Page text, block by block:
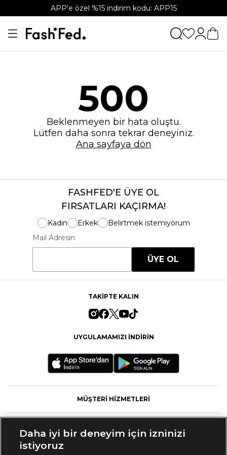
APP'e özel %15 indirim kodu: APP15
500
Beklenmeyen bir hata oluştu.
Lütfen daha sonra tekrar deneyiniz.
Ana sayfaya dön
FASHFED'E ÜYE OL
FIRSATLARI KAÇIRMA!
Kadın Erkek
Belirtmek istemiyorum
Mail Adresin
ÜYE OL
TAKİPTE KALIN
UYGULAMAMIZI İNDİRİN
MÜŞTERİ HİZMETLERİ
Daha iyi bir deneyim için izninizi
istiyoruz